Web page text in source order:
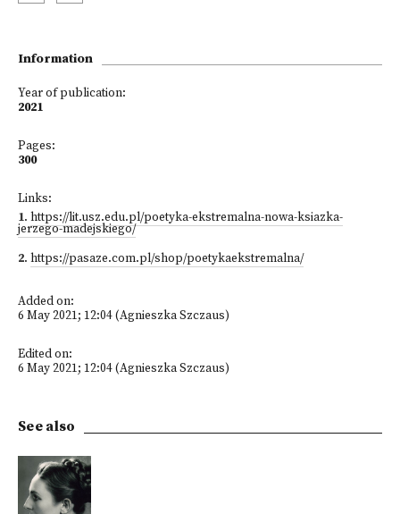
Information
Year of publication:
2021
Pages:
300
Links:
1. https://lit.usz.edu.pl/poetyka-ekstremalna-nowa-ksiazka-
jerzego-madejskiego/
2. https://pasaze.com.pl/shop/poetykaekstremalna/
Added on:
6 May 2021; 12:04 (Agnieszka Szczaus)
Edited on:
6 May 2021; 12:04 (Agnieszka Szczaus)
See also